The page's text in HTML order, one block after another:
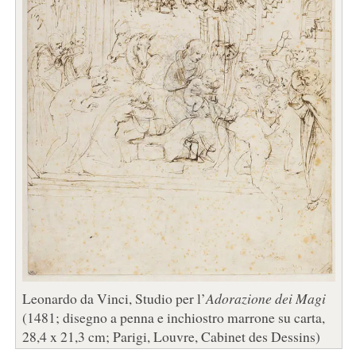
Leonardo da Vinci, Studio per l’Adorazione dei Magi
(1481; disegno a penna e inchiostro marrone su carta,
28,4 x 21,3 cm; Parigi, Louvre, Cabinet des Dessins)